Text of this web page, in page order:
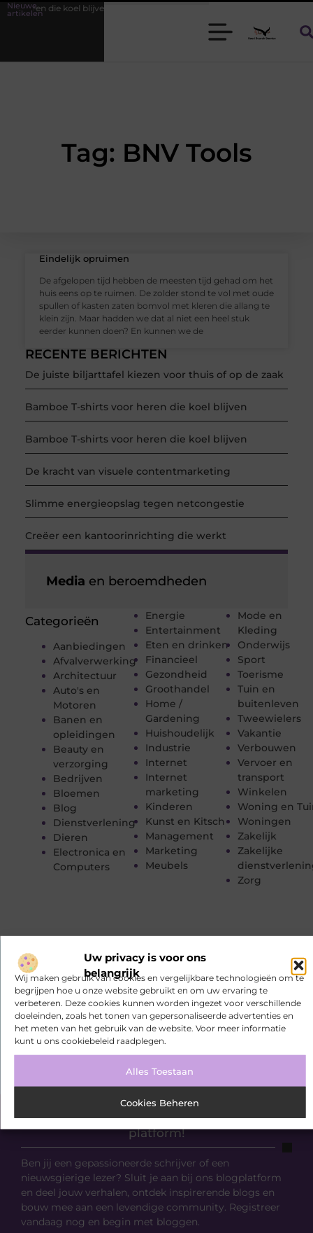
Uw privacy is voor ons
belangrijk
Wij maken gebruik van cookies en vergelijkbare technologieën om te
begrijpen hoe u onze website gebruikt en om uw ervaring te
verbeteren. Deze cookies kunnen worden ingezet voor verschillende
doeleinden, zoals het tonen van gepersonaliseerde advertenties en
het meten van het gebruik van de website. Voor meer informatie
kunt u ons cookiebeleid raadplegen.
Alles Toestaan
Cookies Beheren
Nieuwe
artikelen
heren die koel blijven
Tag: BNV Tools
RECENTE BERICHTEN
De juiste biljarttafel kiezen voor thuis of op de zaak
Bamboe T-shirts voor heren die koel blijven
Bamboe T-shirts voor heren die koel blijven
De kracht van visuele contentmarketing
Slimme energieopslag tegen netcongestie
Creëer een kantoorinrichting die werkt
Categorieën
Aanbiedingen
Afvalverwerking
Architectuur
Auto's en
Motoren
Banen en
opleidingen
Beauty en
verzorging
Bedrijven
Bloemen
Blog
Dienstverlening
Dieren
Electronica en
Computers
Energie
Entertainment
Eten en drinken
Financieel
Gezondheid
Groothandel
Home /
Gardening
Huishoudelijk
Industrie
Internet
Internet
marketing
Kinderen
Kunst en Kitsch
Management
Marketing
Meubels
Mode en
Kleding
Onderwijs
Sport
Toerisme
Tuin en
buitenleven
Tweewielers
Vakantie
Verbouwen
Vervoer en
transport
Winkelen
Woning en
Woningen
Zakelijk
Zakelijke
Zorg
Media en beroemdheden
Eindelijk opruimen
De afgelopen tijd hebben de meesten tijd gehad om het
huis eens op te ruimen. De zolder stond te vol met oude
spullen of kasten zaten bomvol met kleren die allang te
klein zijn. Maar hadden we dat al niet een heel stuk
eerder kunnen doen? En kunnen we de
Registreer nu en word deel van ons
platform!
Ben jij een gepassioneerde schrijver of een
nieuwsgierige lezer? Sluit je aan bij ons blogplatform
en deel jouw verhalen, ontdek inspirerende blogs en
bouw mee aan een levendige community. Registreer
vandaag nog en begin met bloggen.